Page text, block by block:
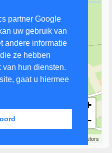
partner Google
uw gebruik van
andere informatie
ze hebben
hun diensten.
gaat u hiermee
+
−
contributors